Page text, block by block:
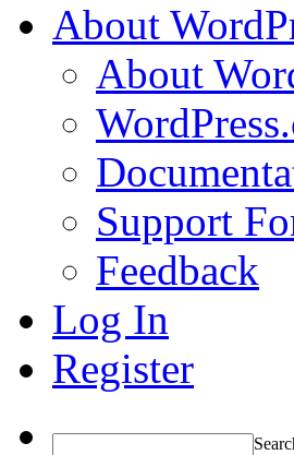
About
About
Support
Feedback
Log In
Register